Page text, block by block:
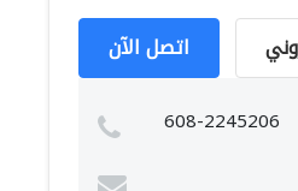
اتصل الآن
608-2245206